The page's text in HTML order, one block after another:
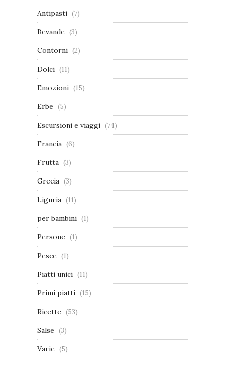
Antipasti (7)
Bevande (3)
Contorni (2)
Dolci (11)
Emozioni (15)
Erbe (5)
Escursioni e viaggi (74)
Francia (6)
Frutta (3)
Grecia (3)
Liguria (11)
per bambini (1)
Persone (1)
Pesce (1)
Piatti unici (11)
Primi piatti (15)
Ricette (53)
Salse (3)
Varie (5)